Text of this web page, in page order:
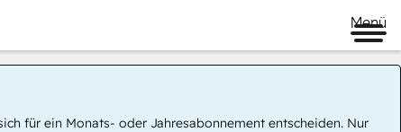
Menü
für ein Monats- oder Jahresabonnement entscheiden. Nur